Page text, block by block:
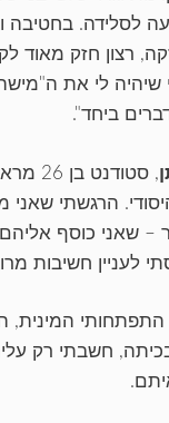
לסלידה. בחטיבה
רצון חזק מאוד
שיהיה לי את
ביחד".
,
הרגשתי שאני
– שאני כוסף
לעניין חשיבות
התפתחותי
חשבתי רק